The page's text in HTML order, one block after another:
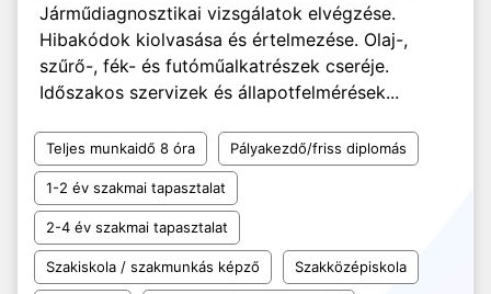
Járműdiagnosztikai vizsgálatok elvégzése.
Hibakódok kiolvasása és értelmezése. Olaj-,
szűrő-, fék- és futóműalkatrészek cseréje.
Időszakos szervizek és állapotfelmérések...
Teljes munkaidő 8 óra Pályakezdő/friss diplomás
1-2 év szakmai tapasztalat
2-4 év szakmai tapasztalat
Szakiskola / szakmunkás képző Szakközépiskola